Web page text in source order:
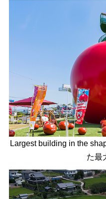
Largest building in the
た最